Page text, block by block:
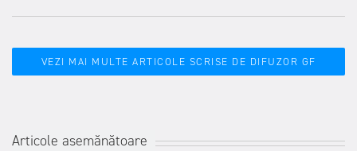
VEZI MAI MULTE ARTICOLE SCRISE DE DIFUZOR GF
Articole asemănătoare